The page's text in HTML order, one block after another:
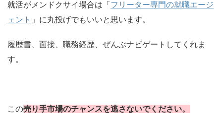
就活がメンドクサイ場合は「 フリーター専門の就職エージ
ェント 」に丸投げでもいいと思います。
履歴書、面接、職務経歴、ぜんぶナビゲートしてくれま
す。
この売り手市場のチャンスを逃さないでください。